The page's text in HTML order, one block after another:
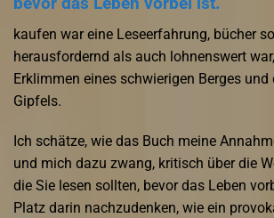
kaufen war eine Leseerfahrung, bücher
herausfordernd als auch lohnenswert
Erklimmen eines schwierigen Berges und
Gipfels.
Ich schätze, wie das Buch meine
und mich dazu zwang, kritisch über die
die Sie lesen sollten, bevor das Leben
Platz darin nachzudenken, wie ein